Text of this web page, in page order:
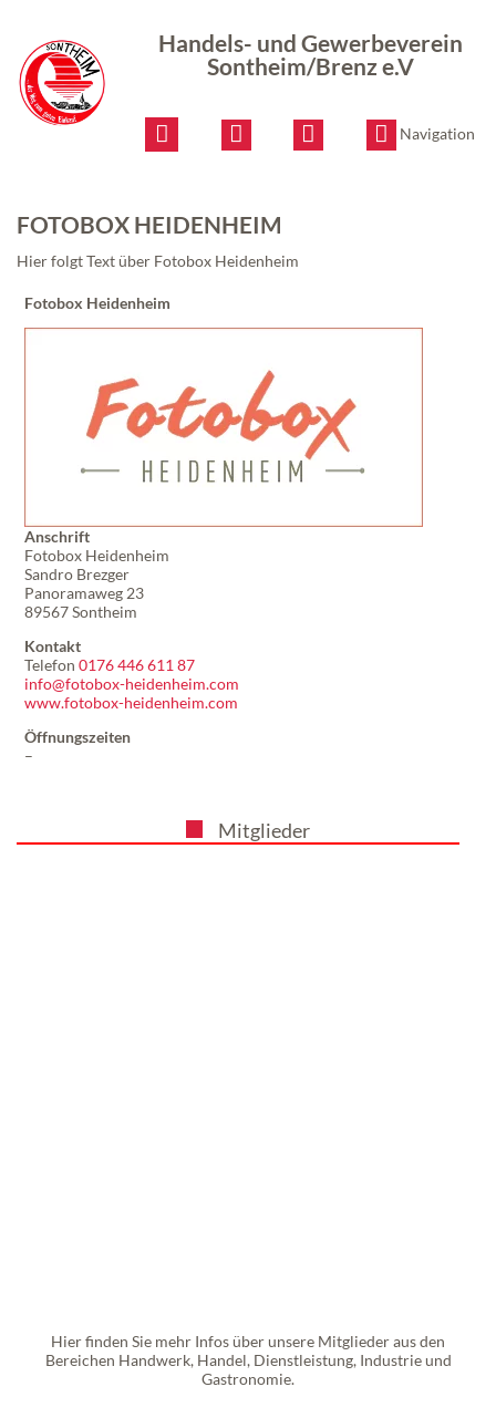
Handels- und Gewerbeverein
Sontheim/Brenz e.V
Navigation
Gewerbeverein
Sontheim/Brenz
e.V
FOTOBOX HEIDENHEIM
Hier folgt Text über Fotobox Heidenheim
Fotobox Heidenheim
Anschrift
Fotobox Heidenheim
Sandro Brezger
Panoramaweg 23
89567 Sontheim
Kontakt
Telefon 0176 446 611 87
info@fotobox-heidenheim.com
www.fotobox-heidenheim.com
Öffnungszeiten
–
Mitglieder
Hier finden Sie mehr Infos über unsere Mitglieder aus den
Bereichen Handwerk, Handel, Dienstleistung, Industrie und
Gastronomie.